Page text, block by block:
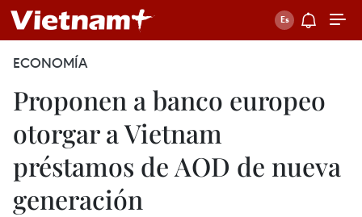
ECONOMÍA
Proponen a banco europeo
otorgar a Vietnam
préstamos de AOD de nueva
generación